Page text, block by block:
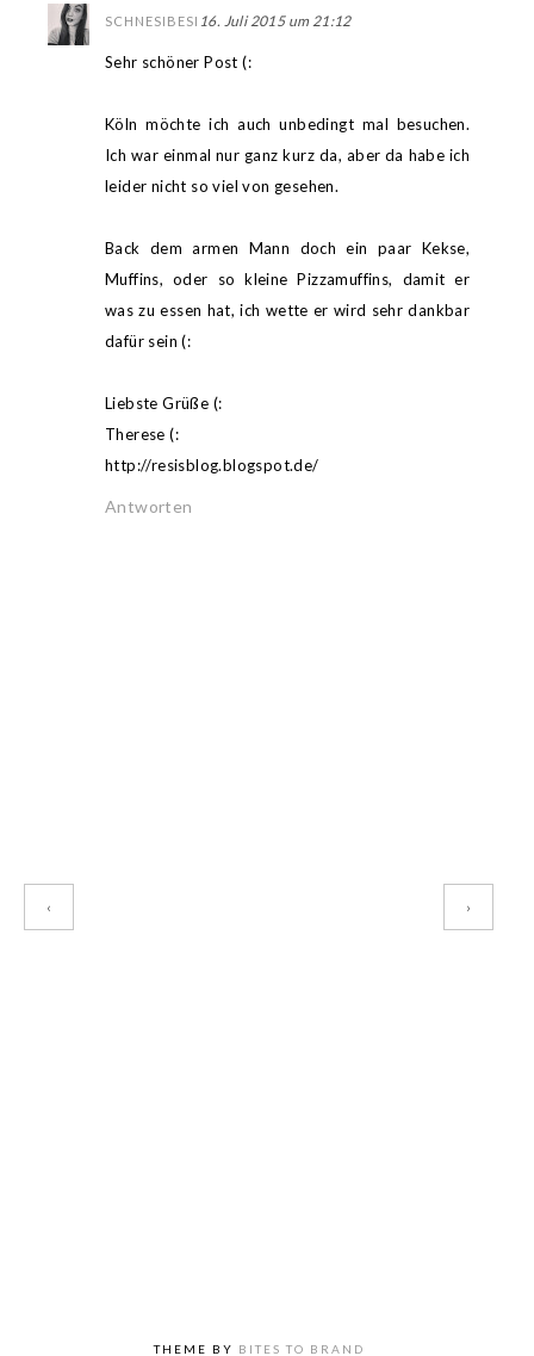
SCHNESIBESI 16. Juli 2015 um 21:12
Sehr schöner Post (:
Köln möchte ich auch unbedingt mal besuchen.
Ich war einmal nur ganz kurz da, aber da habe ich
leider nicht so viel von gesehen.
Back dem armen Mann doch ein paar Kekse,
Muffins, oder so kleine Pizzamuffins, damit er
was zu essen hat, ich wette er wird sehr dankbar
dafür sein (:
Liebste Grüße (:
Therese (:
http://resisblog.blogspot.de/
Antworten
‹ ›
THEME BY BITES TO BRAND